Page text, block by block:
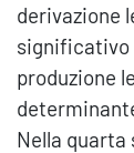
derivazione
significativo
produzione
Nella quarta